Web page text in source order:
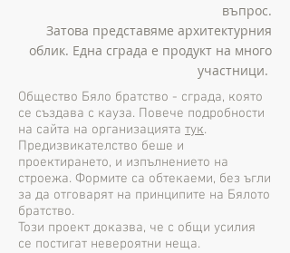
въпрос.
Затова представяме архитектурния
облик. Една сграда е продукт на много
участници.
Общество Бяло братство - сграда, която
се създава с кауза. Повече подробности
на сайта на организацията тук.
Предизвикателство беше и
проектирането, и изпълнението на
строежа. Формите са обтекаеми, без ъгли
за да отговарят на принципите на Бялото
братство.
Този проект доказва, че с общи усилия
се постигат невероятни неща.